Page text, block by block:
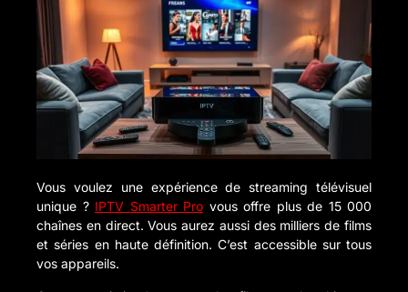
Vous voulez une expérience de streaming télévisuel
unique ? IPTV Smarter Pro vous offre plus de 15 000
chaînes en direct. Vous aurez aussi des milliers de films
et séries en haute définition. C’est accessible sur tous
vos appareils.